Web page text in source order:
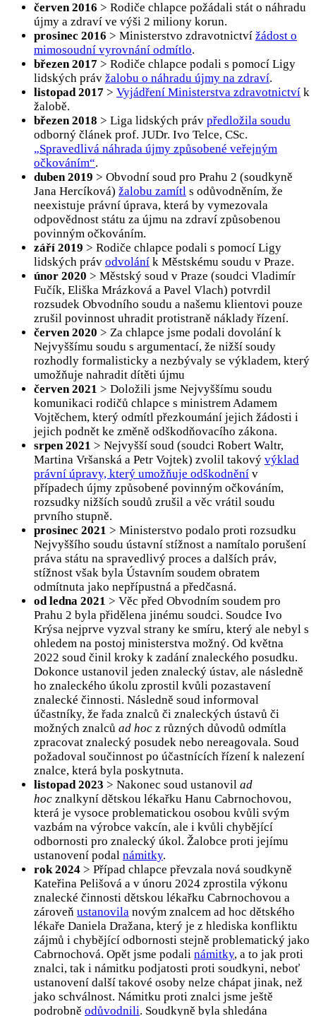
červen 2016 > Rodiče chlapce požádali stát o náhradu
újmy a zdraví ve výši 2 miliony korun.
prosinec 2016 > Ministerstvo zdravotnictví žádost o
mimosoudní vyrovnání odmítlo.
březen 2017 > Rodiče chlapce podali s pomocí Ligy
lidských práv žalobu o náhradu újmy na zdraví.
listopad 2017 > Vyjádření Ministerstva zdravotnictví k
žalobě.
březen 2018 > Liga lidských práv předložila soudu
odborný článek prof. JUDr. Ivo Telce, CSc.
„Spravedlivá náhrada újmy způsobené veřejným
očkováním“.
duben 2019 > Obvodní soud pro Prahu 2 (soudkyně
Jana Hercíková) žalobu zamítl s odůvodněním, že
neexistuje právní úprava, která by vymezovala
odpovědnost státu za újmu na zdraví způsobenou
povinným očkováním.
září 2019 > Rodiče chlapce podali s pomocí Ligy
lidských práv odvolání k Městskému soudu v Praze.
únor 2020 > Městský soud v Praze (soudci Vladimír
Fučík, Eliška Mrázková a Pavel Vlach) potvrdil
rozsudek Obvodního soudu a našemu klientovi pouze
zrušil povinnost uhradit protistraně náklady řízení.
červen 2020 > Za chlapce jsme podali dovolání k
Nejvyššímu soudu s argumentací, že nižší soudy
rozhodly formalisticky a nezbývaly se výkladem, který
umožňuje nahradit dítěti újmu
červen 2021 > Doložili jsme Nejvyššímu soudu
komunikaci rodičů chlapce s ministrem Adamem
Vojtěchem, který odmítl přezkoumání jejich žádosti i
jejich podnět ke změně odškodňovacího zákona.
srpen 2021 > Nejvyšší soud (soudci Robert Waltr,
Martina Vršanská a Petr Vojtek) zvolil takový výklad
právní úpravy, který umožňuje odškodnění v
případech újmy způsobené povinným očkováním,
rozsudky nižších soudů zrušil a věc vrátil soudu
prvního stupně.
prosinec 2021 > Ministerstvo podalo proti rozsudku
Nejvyššího soudu ústavní stížnost a namítalo porušení
práva státu na spravedlivý proces a dalších práv,
stížnost však byla Ústavním soudem obratem
odmítnuta jako nepřípustná a předčasná.
od ledna 2021 > Věc před Obvodním soudem pro
Prahu 2 byla přidělena jinému soudci. Soudce Ivo
Krýsa nejprve vyzval strany ke smíru, který ale nebyl s
ohledem na postoj ministerstva možný. Od května
2022 soud činil kroky k zadání znaleckého posudku.
Dokonce ustanovil jeden znalecký ústav, ale následně
ho znaleckého úkolu zprostil kvůli pozastavení
znalecké činnosti. Následně soud informoval
účastníky, že řada znalců či znaleckých ústavů či
možných znalců ad hoc z různých důvodů odmítla
zpracovat znalecký posudek nebo nereagovala. Soud
požadoval součinnost po účastnících řízení k nalezení
znalce, která byla poskytnuta.
listopad 2023 > Nakonec soud ustanovil ad
hoc znalkyní dětskou lékařku Hanu Cabrnochovou,
která je vysoce problematickou osobou kvůli svým
vazbám na výrobce vakcín, ale i kvůli chybějící
odbornosti pro znalecký úkol. Žalobce proti jejímu
ustanovení podal námitky.
rok 2024 > Případ chlapce převzala nová soudkyně
Kateřina Pelišová a v únoru 2024 zprostila výkonu
znalecké činnosti dětskou lékařku Cabrnochovou a
zároveň ustanovila novým znalcem ad hoc dětského
lékaře Daniela Dražana, který je z hlediska konfliktu
zájmů i chybějící odbornosti stejně problematický jako
Cabrnochová. Opět jsme podali námitky, a to jak proti
znalci, tak i námitku podjatosti proti soudkyni, neboť
ustanovení další takové osoby nelze chápat jinak, než
jako schválnost. Námitku proti znalci jsme ještě
podrobně odůvodnili. Soudkyně byla shledána